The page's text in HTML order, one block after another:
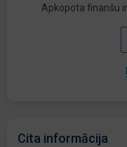
Apkopota finanšu
Cita informācija